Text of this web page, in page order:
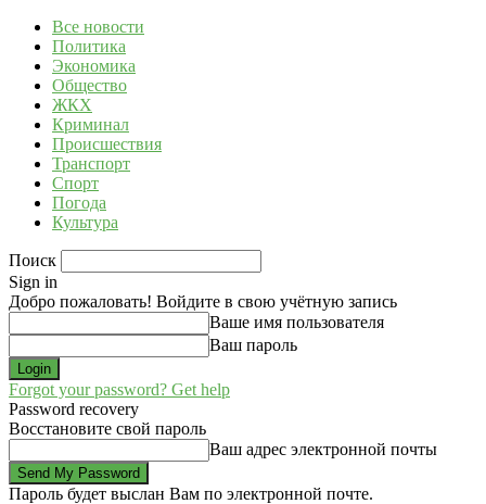
Все новости
Политика
Экономика
Общество
ЖКХ
Криминал
Происшествия
Транспорт
Спорт
Погода
Культура
Поиск
Sign in
Добро пожаловать! Войдите в свою учётную запись
Ваше имя пользователя
Ваш пароль
Forgot your password? Get help
Password recovery
Восстановите свой пароль
Ваш адрес электронной почты
Пароль будет выслан Вам по электронной почте.